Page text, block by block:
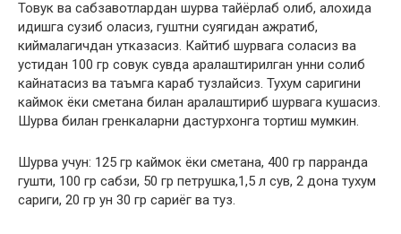
Товук ва сабзавотлардан шурва тайёрлаб олиб, алохида
идишга сузиб оласиз, гуштни суягидан ажратиб,
киймалагичдан утказасиз. Кайтиб шурвага соласиз ва
устидан 100 гр совук сувда аралаштирилган унни солиб
кайнатасиз ва таъмга караб тузлайсиз. Тухум саригини
каймок ёки сметана билан аралаштириб шурвага кушасиз.
Шурва билан гренкаларни дастурхонга тортиш мумкин.
Шурва учун: 125 гр каймок ёки сметана, 400 гр парранда
гушти, 100 гр сабзи, 50 гр петрушка,1,5 л сув, 2 дона тухум
сариги, 20 гр ун 30 гр сариёг ва туз.